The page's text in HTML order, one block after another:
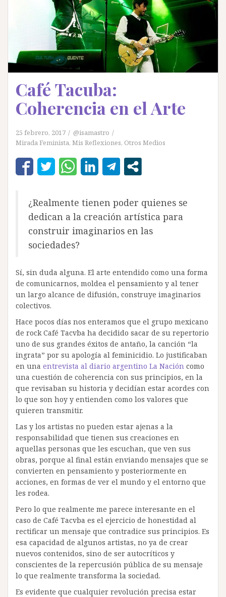
Café Tacuba:
Coherencia en el Arte
25 febrero, 2017
@isamastro
Mirada Feminista, Mis Reflexiones, Otros Medios
¿Realmente tienen poder quienes se
dedican a la creación artística para
construir imaginarios en las
sociedades?
Sí, sin duda alguna. El arte entendido como una forma
de comunicarnos, moldea el pensamiento y al tener
un largo alcance de difusión, construye imaginarios
colectivos.
Hace pocos días nos enteramos que el grupo mexicano
de rock Café Tacvba ha decidido sacar de su repertorio
uno de sus grandes éxitos de antaño, la canción “la
ingrata” por su apología al feminicidio. Lo justificaban
en una entrevista al diario argentino La Nación como
una cuestión de coherencia con sus principios, en la
que revisaban su historia y decidían estar acordes con
lo que son hoy y entienden como los valores que
quieren transmitir.
Las y los artistas no pueden estar ajenas a la
responsabilidad que tienen sus creaciones en
aquellas personas que les escuchan, que ven sus
obras, porque al final están enviando mensajes que se
convierten en pensamiento y posteriormente en
acciones, en formas de ver el mundo y el entorno que
les rodea.
Pero lo que realmente me parece interesante en el
caso de Café Tacvba es el ejercicio de honestidad al
rectificar un mensaje que contradice sus principios. Es
esa capacidad de algunos artistas, no ya de crear
nuevos contenidos, sino de ser autocríticos y
conscientes de la repercusión pública de su mensaje
lo que realmente transforma la sociedad.
Es evidente que cualquier revolución precisa estar